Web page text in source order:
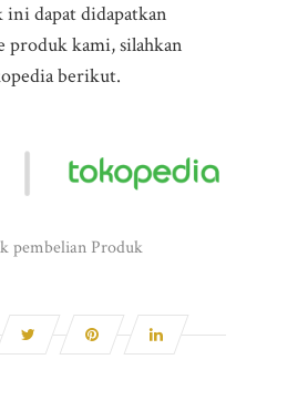
dapat didapatkan
produk kami, silahkan
berikut.
pembelian Produk